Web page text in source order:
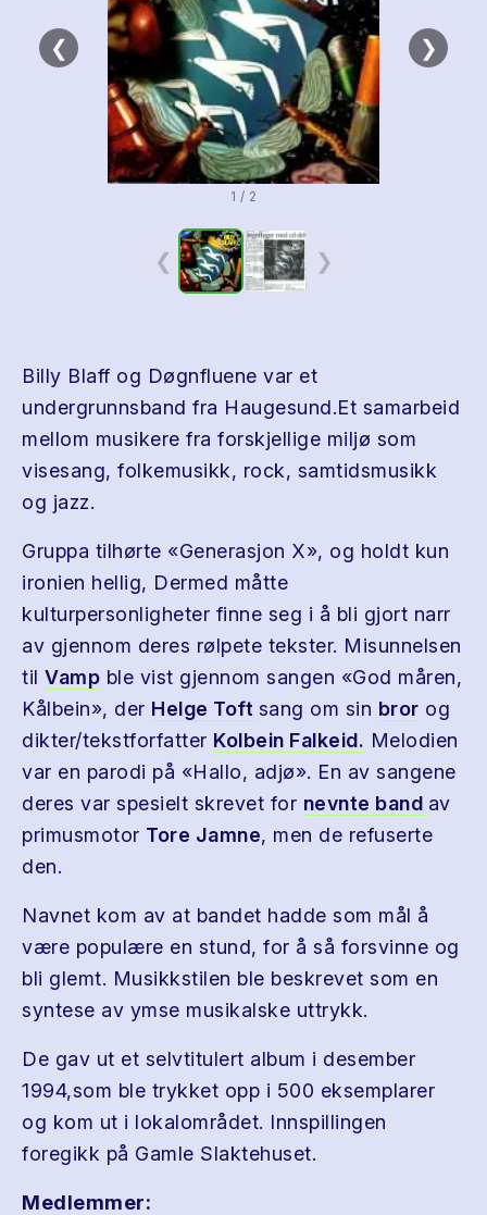
❮ ❯
1 / 2
❮ ❯
Billy Blaff og Døgnfluene var et
undergrunnsband fra Haugesund.Et samarbeid
mellom musikere fra forskjellige miljø som
visesang, folkemusikk, rock, samtidsmusikk
og jazz.
Gruppa tilhørte «Generasjon X», og holdt kun
ironien hellig, Dermed måtte
kulturpersonligheter finne seg i å bli gjort narr
av gjennom deres rølpete tekster. Misunnelsen
til Vamp ble vist gjennom sangen «God måren,
Kålbein», der Helge Toft sang om sin bror og
dikter/tekstforfatter Kolbein Falkeid. Melodien
var en parodi på «Hallo, adjø». En av sangene
deres var spesielt skrevet for nevnte band av
primusmotor Tore Jamne, men de refuserte
den.
Navnet kom av at bandet hadde som mål å
være populære en stund, for å så forsvinne og
bli glemt. Musikkstilen ble beskrevet som en
syntese av ymse musikalske uttrykk.
De gav ut et selvtitulert album i desember
1994,som ble trykket opp i 500 eksemplarer
og kom ut i lokalområdet. Innspillingen
foregikk på Gamle Slaktehuset.
Medlemmer: